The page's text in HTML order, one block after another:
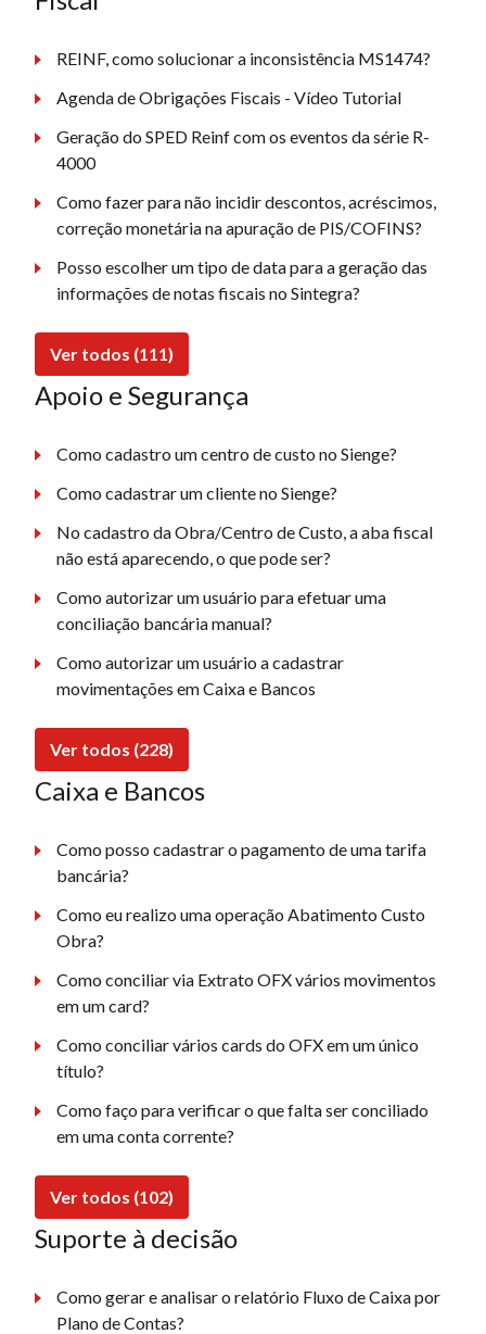
REINF, como solucionar a inconsistência MS1474?
Agenda de Obrigações Fiscais - Vídeo Tutorial
Geração do SPED Reinf com os eventos da série R-
4000
Como fazer para não incidir descontos, acréscimos,
correção monetária na apuração de PIS/COFINS?
Posso escolher um tipo de data para a geração das
informações de notas fiscais no Sintegra?
Ver todos (111)
Apoio e Segurança
Como cadastro um centro de custo no Sienge?
Como cadastrar um cliente no Sienge?
No cadastro da Obra/Centro de Custo, a aba fiscal
não está aparecendo, o que pode ser?
Como autorizar um usuário para efetuar uma
conciliação bancária manual?
Como autorizar um usuário a cadastrar
movimentações em Caixa e Bancos
Ver todos (228)
Caixa e Bancos
Como posso cadastrar o pagamento de uma tarifa
bancária?
Como eu realizo uma operação Abatimento Custo
Obra?
Como conciliar via Extrato OFX vários movimentos
em um card?
Como conciliar vários cards do OFX em um único
título?
Como faço para verificar o que falta ser conciliado
em uma conta corrente?
Ver todos (102)
Suporte à decisão
Como gerar e analisar o relatório Fluxo de Caixa por
Plano de Contas?